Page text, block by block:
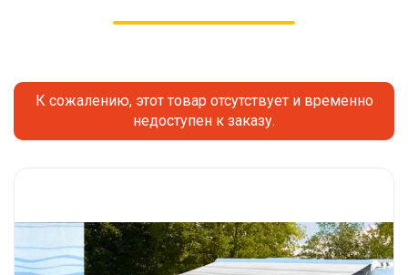
К сожалению, этот товар отсутствует и временно
недоступен к заказу.